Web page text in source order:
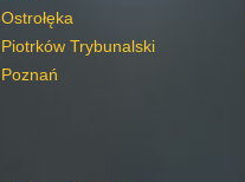
Ostrołęka
Piotrków Trybunalski
Poznań